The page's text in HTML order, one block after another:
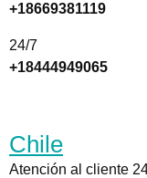
+18669381119
24/7
+18444949065
Chile
Atención al cliente